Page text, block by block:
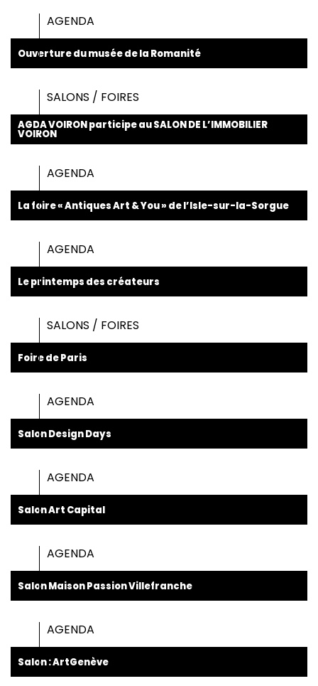
AGENDA
Ouverture du musée de la Romanité
SALONS / FOIRES
AGDA VOIRON participe au SALON DE L’IMMOBILIER
VOIRON
AGENDA
La foire « Antiques Art & You » de l’Isle-sur-la-Sorgue
AGENDA
Le printemps des créateurs
SALONS / FOIRES
Foire de Paris
AGENDA
Salon Design Days
AGENDA
Salon Art Capital
AGENDA
Salon Maison Passion Villefranche
AGENDA
Salon : ArtGenève